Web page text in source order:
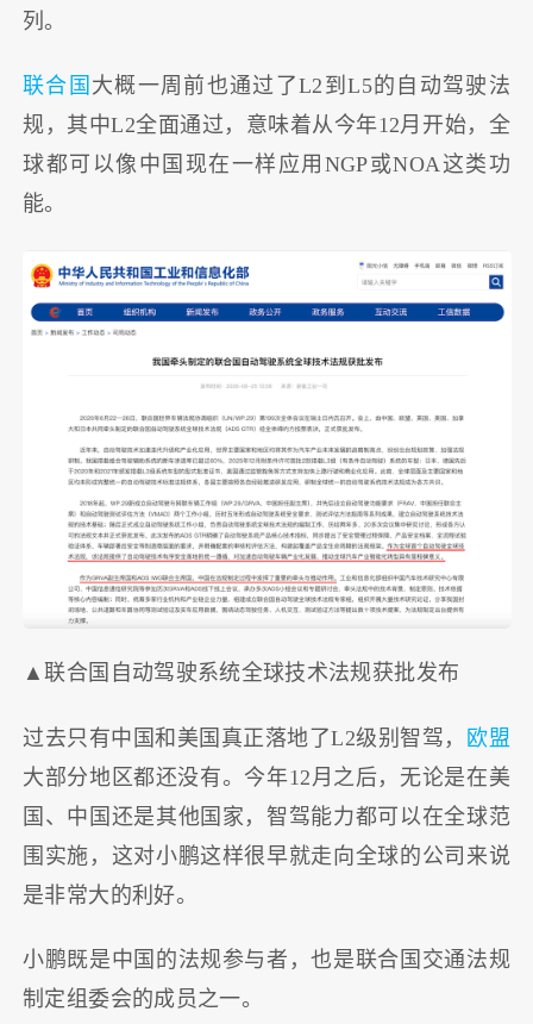
列。
联合国 大概一周前也通过了L2到L5的自动驾驶法
规，其中L2全面通过，意味着从今年12月开始，全
球都可以像中国现在一样应用NGP或NOA这类功
能。
▲联合国自动驾驶系统全球技术法规获批发布
过去只有中国和美国真正落地了L2级别智驾， 欧盟
大部分地区都还没有。今年12月之后，无论是在美
国、中国还是其他国家，智驾能力都可以在全球范
围实施，这对小鹏这样很早就走向全球的公司来说
是非常大的利好。
小鹏既是中国的法规参与者，也是联合国交通法规
制定组委会的成员之一。